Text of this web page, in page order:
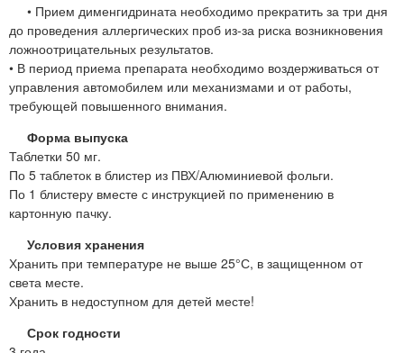
• Прием дименгидрината необходимо прекратить за три дня
до проведения аллергических проб из-за риска возникновения
ложноотрицательных результатов.
• В период приема препарата необходимо воздерживаться от
управления автомобилем или механизмами и от работы,
требующей повышенного внимания.
Форма выпуска
Таблетки 50 мг.
По 5 таблеток в блистер из ПВХ/Алюминиевой фольги.
По 1 блистеру вместе с инструкцией по применению в
картонную пачку.
Условия хранения
Хранить при температуре не выше 25°С, в защищенном от
света месте.
Хранить в недоступном для детей месте!
Срок годности